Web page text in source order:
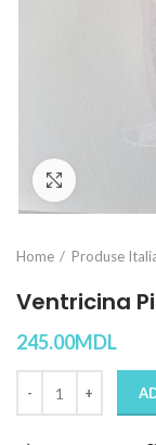
Home Produse
Ventricina
245.00MDL